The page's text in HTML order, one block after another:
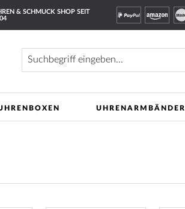
& SCHMUCK SHOP SEIT
UHRENARMBÄNDER